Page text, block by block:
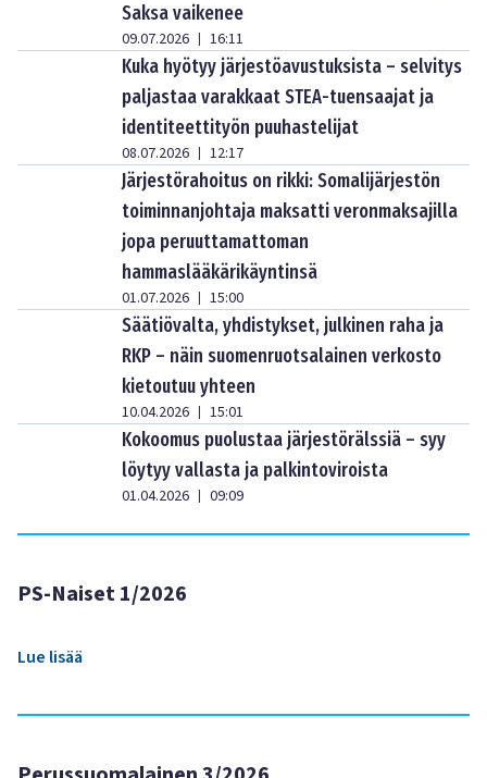
Saksa vaikenee
09.07.2026 | 16:11
Kuka hyötyy järjestöavustuksista – selvitys
paljastaa varakkaat STEA-tuensaajat ja
identiteettityön puuhastelijat
08.07.2026 | 12:17
Järjestörahoitus on rikki: Somalijärjestön
toiminnanjohtaja maksatti veronmaksajilla
jopa peruuttamattoman
hammaslääkärikäyntinsä
01.07.2026 | 15:00
Säätiövalta, yhdistykset, julkinen raha ja
RKP – näin suomenruotsalainen verkosto
kietoutuu yhteen
10.04.2026 | 15:01
Kokoomus puolustaa järjestörälssiä – syy
löytyy vallasta ja palkintoviroista
01.04.2026 | 09:09
PS-Naiset 1/2026
Lue lisää